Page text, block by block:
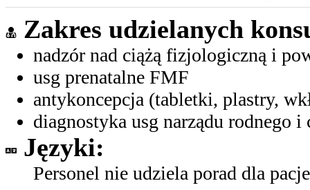
Zakres udzielanych
nadzór nad ciążą fizjologiczną i
usg prenatalne FMF
antykoncepcja (tabletki, plastry,
diagnostyka usg narządu rodnego i
Języki:
Personel nie udziela porad dla